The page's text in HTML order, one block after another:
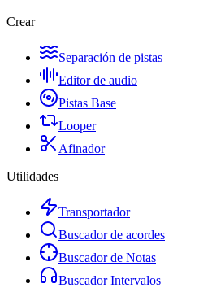
Crear
Separación de pistas
Editor de audio
Pistas Base
Looper
Afinador
Utilidades
Transportador
Buscador de acordes
Buscador de Notas
Buscador Intervalos